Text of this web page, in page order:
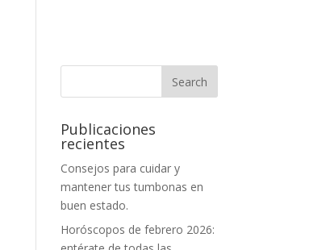
Publicaciones
recientes
Consejos para cuidar y
mantener tus tumbonas en
buen estado.
Horóscopos de febrero 2026: